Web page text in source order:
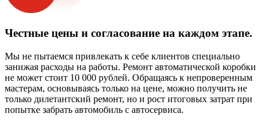
Честные цены и согласование на каждом этапе.
Мы не пытаемся привлекать к себе клиентов специально
занижая расходы на работы. Ремонт автоматической коробки
не может стоит 10 000 рублей. Обращаясь к непроверенным
мастерам, основываясь только на цене, можно получить не
только дилетантский ремонт, но и рост итоговых затрат при
попытке забрать автомобиль с автосервиса.